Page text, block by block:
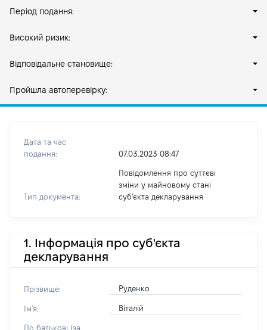
Період подання:
Високий ризик:
Відповідальне становище:
Пройшла автоперевірку:
Дата та час
подання:
07.03.2023 08:47
Тип документа:
Повідомлення про суттєві
зміни у майновому стані
субʼєкта декларування
1. Інформація про суб'єкта
декларування
Прізвище: Руденко
Ім'я: Віталій
По батькові (за